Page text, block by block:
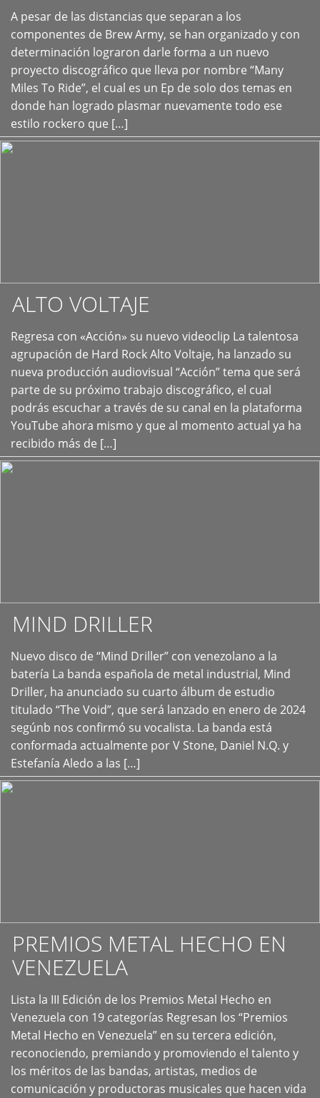
A pesar de las distancias que separan a los
componentes de Brew Army, se han organizado y con
determinación lograron darle forma a un nuevo
proyecto discográfico que lleva por nombre “Many
Miles To Ride”, el cual es un Ep de solo dos temas en
donde han logrado plasmar nuevamente todo ese
estilo rockero que […]
+
ALTO VOLTAJE
Regresa con «Acción» su nuevo videoclip La talentosa
agrupación de Hard Rock Alto Voltaje, ha lanzado su
nueva producción audiovisual “Acción” tema que será
parte de su próximo trabajo discográfico, el cual
podrás escuchar a través de su canal en la plataforma
YouTube ahora mismo y que al momento actual ya ha
recibido más de […]
+
MIND DRILLER
Nuevo disco de “Mind Driller” con venezolano a la
batería La banda española de metal industrial, Mind
Driller, ha anunciado su cuarto álbum de estudio
titulado “The Void”, que será lanzado en enero de 2024
segúnb nos confirmó su vocalista. La banda está
conformada actualmente por V Stone, Daniel N.Q. y
Estefanía Aledo a las […]
+
PREMIOS METAL HECHO EN
VENEZUELA
Lista la III Edición de los Premios Metal Hecho en
Venezuela con 19 categorías Regresan los “Premios
Metal Hecho en Venezuela” en su tercera edición,
reconociendo, premiando y promoviendo el talento y
los méritos de las bandas, artistas, medios de
comunicación y productoras musicales que hacen vida
+